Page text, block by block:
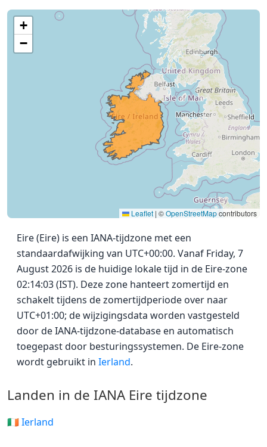
+
−
Leaflet | ©OpenStreetMapcontributors
Eire (Eire) is een IANA-tijdzone met een
standaardafwijking van UTC+00:00. Vanaf Friday, 7
August 2026 is de huidige lokale tijd in de Eire-zone
02:14:03 (IST). Deze zone hanteert zomertijd en
schakelt tijdens de zomertijdperiode over naar
UTC+01:00; de wijzigingsdata worden vastgesteld
door de IANA-tijdzone-database en automatisch
toegepast door besturingssystemen. De Eire-zone
wordt gebruikt in Ierland.
Landen in de IANA Eire tijdzone
🇮🇪 Ierland